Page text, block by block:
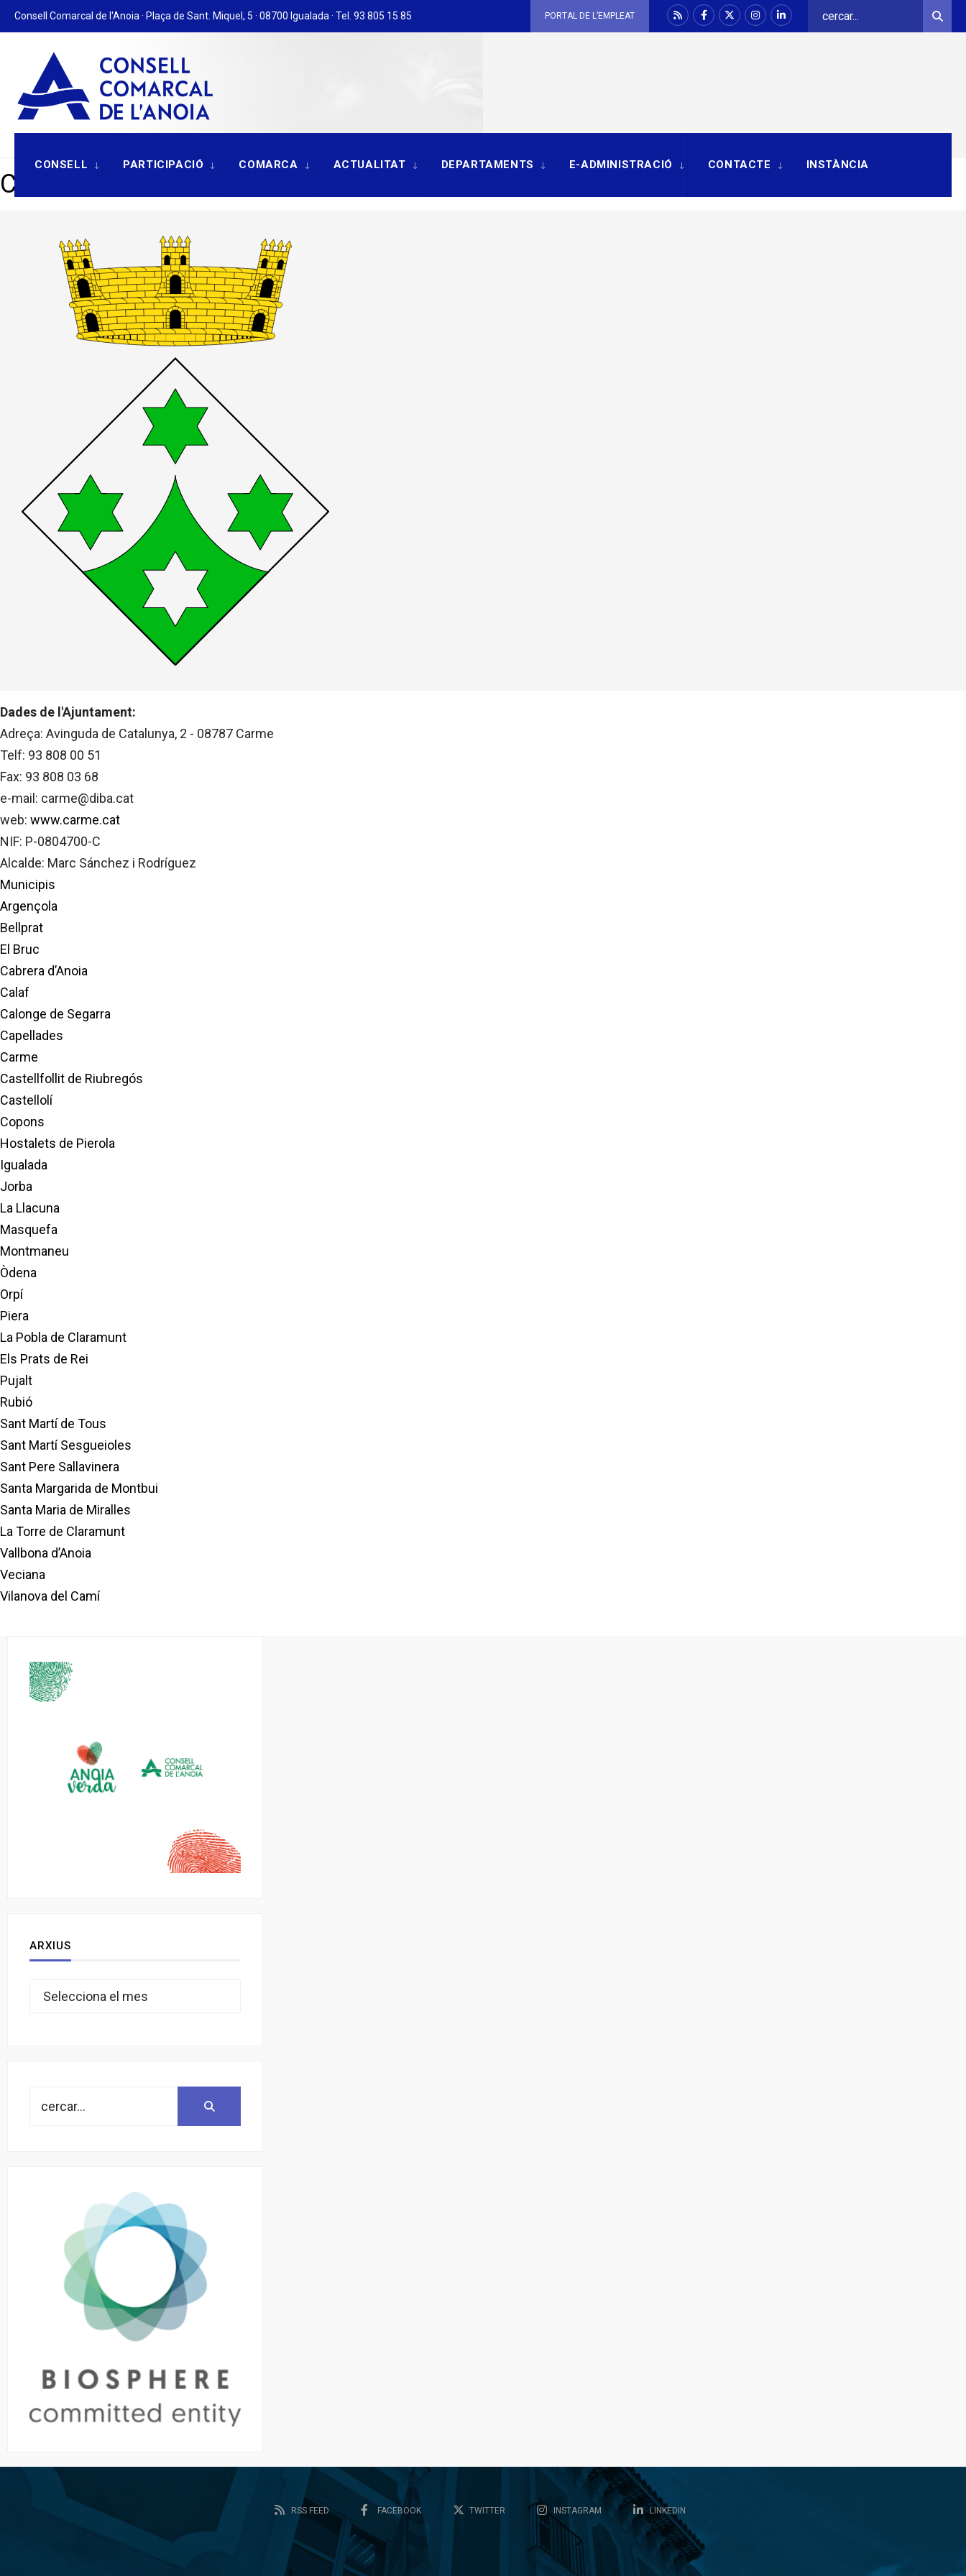
Skip
to
Consell Comarcal de l'Anoia · Plaça de Sant. Miquel, 5 · 08700 Igualada · Tel. 93 805 15 85
for:
PORTAL DE L’EMPLEAT
CONSELL PARTICIPACIÓ COMARCA ACTUALITAT DEPARTAMENTS E-ADMINISTRACIÓ CONTACTE INSTÀNCIA
Carme
Dades de l'Ajuntament:
Adreça: Avinguda de Catalunya, 2 - 08787 Carme
Telf: 93 808 00 51
Fax: 93 808 03 68
e-mail: carme@diba.cat
web: www.carme.cat
NIF: P-0804700-C
Alcalde: Marc Sánchez i Rodríguez
Municipis
Argençola
Bellprat
El Bruc
Cabrera d’Anoia
Calaf
Calonge de Segarra
Capellades
Carme
Castellfollit de Riubregós
Castellolí
Copons
Hostalets de Pierola
Igualada
Jorba
La Llacuna
Masquefa
Montmaneu
Òdena
Orpí
Piera
La Pobla de Claramunt
Els Prats de Rei
Pujalt
Rubió
Sant Martí de Tous
Sant Martí Sesgueioles
Sant Pere Sallavinera
Santa Margarida de Montbui
Santa Maria de Miralles
La Torre de Claramunt
Vallbona d’Anoia
Veciana
Vilanova del Camí
ARXIUS
RSS FEED FACEBOOK TWITTER INSTAGRAM LINKEDIN